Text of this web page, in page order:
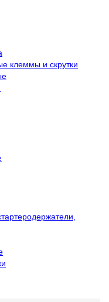
клеммы и скрутки